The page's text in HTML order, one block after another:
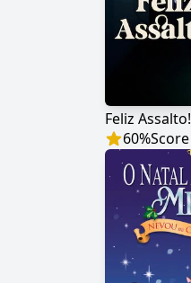
Feliz Assalto!
60%Score